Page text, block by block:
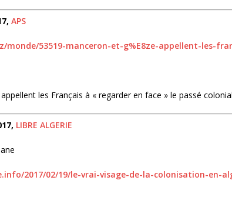
APS
monde/53519-manceron-et-g%E8ze-appellent-les-
les Français à « regarder en face » le passé colonial
LIBRE ALGERIE
2017/02/19/le-vrai-visage-de-la-colonisation-en-